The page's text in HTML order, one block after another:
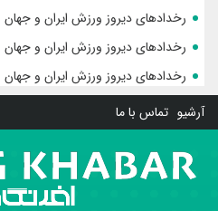
رخدادهای دیروز ورزش ایران و جهان
رخدادهای دیروز ورزش ایران و جهان
رخدادهای دیروز ورزش ایران و جهان
آرشیو تماس با ما